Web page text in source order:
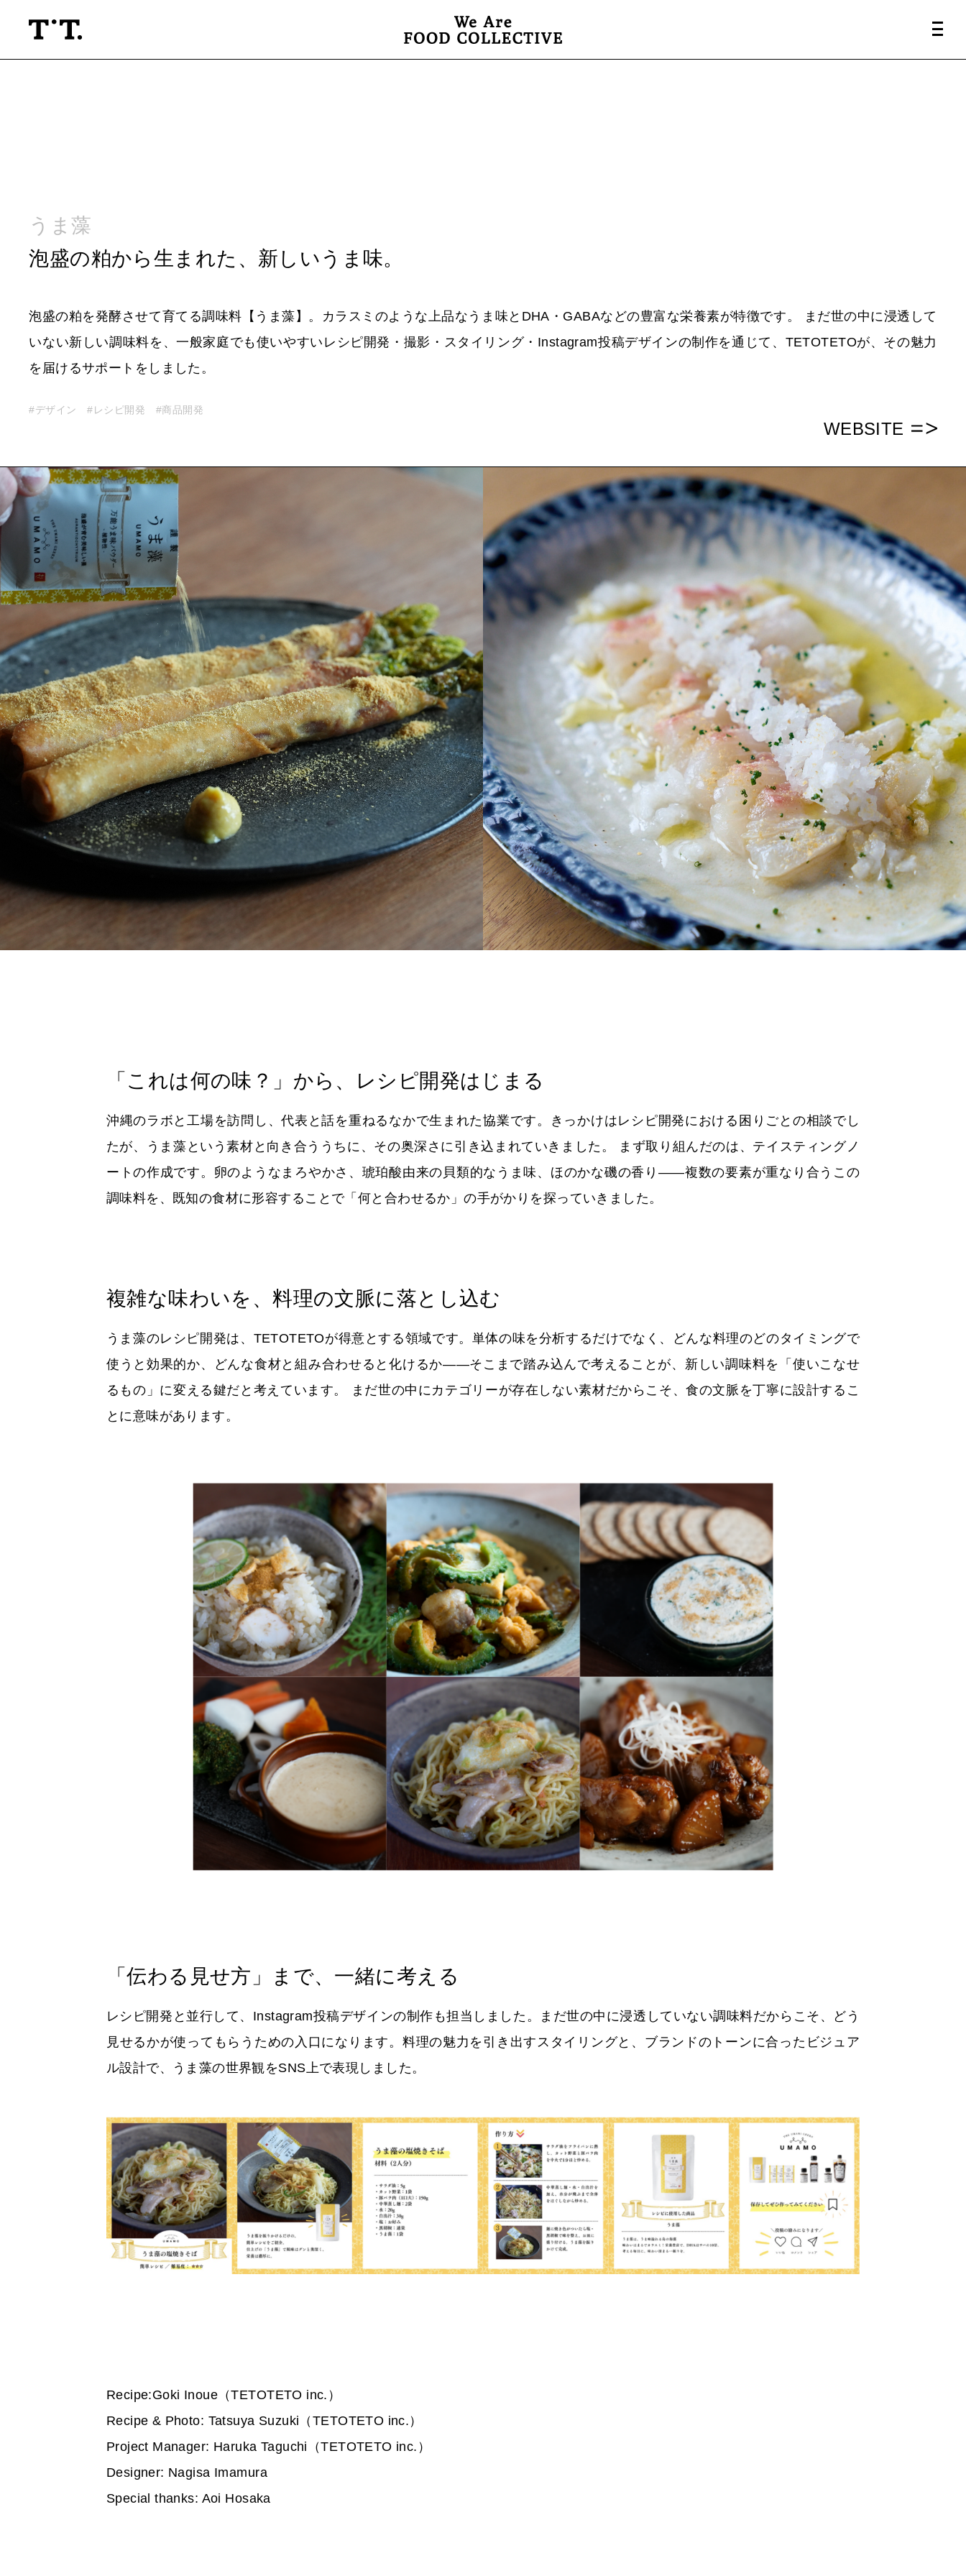
うま藻
泡盛の粕から生まれた、新しいうま味。
泡盛の粕を発酵させて育てる調味料【うま藻】。カラスミのような上品なうま味とDHA・GABAなどの豊富な栄養素が特徴です。 まだ世の中に浸透して
いない新しい調味料を、一般家庭でも使いやすいレシピ開発・撮影・スタイリング・Instagram投稿デザインの制作を通じて、TETOTETOが、その魅力
を届けるサポートをしました。
#デザイン #レシピ開発 #商品開発
WEBSITE
「これは何の味？」から、レシピ開発はじまる
沖縄のラボと工場を訪問し、代表と話を重ねるなかで生まれた協業です。きっかけはレシピ開発における困りごとの相談でし
たが、うま藻という素材と向き合ううちに、その奥深さに引き込まれていきました。 まず取り組んだのは、テイスティングノ
ートの作成です。卵のようなまろやかさ、琥珀酸由来の貝類的なうま味、ほのかな磯の香り——複数の要素が重なり合うこの
調味料を、既知の食材に形容することで「何と合わせるか」の手がかりを探っていきました。
複雑な味わいを、料理の文脈に落とし込む
うま藻のレシピ開発は、TETOTETOが得意とする領域です。単体の味を分析するだけでなく、どんな料理のどのタイミングで
使うと効果的か、どんな食材と組み合わせると化けるか——そこまで踏み込んで考えることが、新しい調味料を「使いこなせ
るもの」に変える鍵だと考えています。 まだ世の中にカテゴリーが存在しない素材だからこそ、食の文脈を丁寧に設計するこ
とに意味があります。
「伝わる見せ方」まで、一緒に考える
レシピ開発と並行して、Instagram投稿デザインの制作も担当しました。まだ世の中に浸透していない調味料だからこそ、どう
見せるかが使ってもらうための入口になります。料理の魅力を引き出すスタイリングと、ブランドのトーンに合ったビジュア
ル設計で、うま藻の世界観をSNS上で表現しました。
Recipe:Goki Inoue（TETOTETO inc.）
Recipe & Photo: Tatsuya Suzuki（TETOTETO inc.）
Project Manager: Haruka Taguchi（TETOTETO inc.）
Designer: Nagisa Imamura
Special thanks: Aoi Hosaka
News & Press
Company
Contact